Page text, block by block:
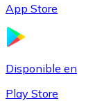
App Store
Disponible en
Play Store